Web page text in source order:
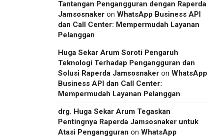
Tantangan Pengangguran dengan Raperda
Jamsosnaker on WhatsApp Business API
dan Call Center: Mempermudah Layanan
Pelanggan
Huga Sekar Arum Soroti Pengaruh
Teknologi Terhadap Pengangguran dan
Solusi Raperda Jamsosnaker on WhatsApp
Business API dan Call Center:
Mempermudah Layanan Pelanggan
drg. Huga Sekar Arum Tegaskan
Pentingnya Raperda Jamsosnaker untuk
Atasi Pengangguran on WhatsApp